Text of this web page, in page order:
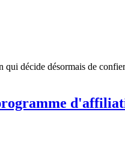
décide désormais de